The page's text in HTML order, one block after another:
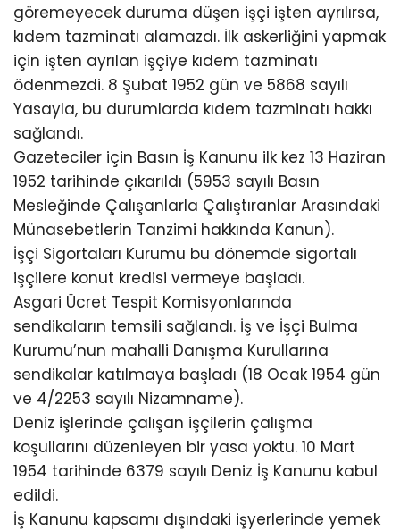
göremeyecek duruma düşen işçi işten ayrılırsa,
kıdem tazminatı alamazdı. İlk askerliğini yapmak
için işten ayrılan işçiye kıdem tazminatı
ödenmezdi. 8 Şubat 1952 gün ve 5868 sayılı
Yasayla, bu durumlarda kıdem tazminatı hakkı
sağlandı.
Gazeteciler için Basın İş Kanunu ilk kez 13 Haziran
1952 tarihinde çıkarıldı (5953 sayılı Basın
Mesleğinde Çalışanlarla Çalıştıranlar Arasındaki
Münasebetlerin Tanzimi hakkında Kanun).
İşçi Sigortaları Kurumu bu dönemde sigortalı
işçilere konut kredisi vermeye başladı.
Asgari Ücret Tespit Komisyonlarında
sendikaların temsili sağlandı. İş ve İşçi Bulma
Kurumu’nun mahalli Danışma Kurullarına
sendikalar katılmaya başladı (18 Ocak 1954 gün
ve 4/2253 sayılı Nizamname).
Deniz işlerinde çalışan işçilerin çalışma
koşullarını düzenleyen bir yasa yoktu. 10 Mart
1954 tarihinde 6379 sayılı Deniz İş Kanunu kabul
edildi.
İş Kanunu kapsamı dışındaki işyerlerinde yemek